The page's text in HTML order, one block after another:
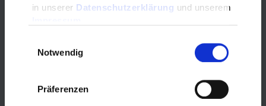
in unserer Datenschutzerklärung und unserem
Notwendig
Präferenzen
PROGRAMM:
Berufsorientierung / Ausbildung /
Schautafeln zu den Themen
Bewerbungsunterlagen, Online-